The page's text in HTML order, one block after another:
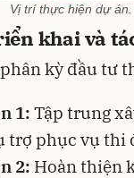
Vị trí thực hiện dự
khai và
kỳ đầu tư
1: Tập trung
trợ phục vụ thi
2: Hoàn thiện